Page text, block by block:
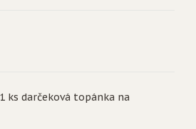
1 ks darčeková topánka na